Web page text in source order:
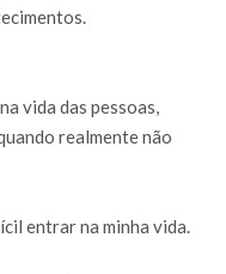
vida das pessoas,
realmente não
entrar na minha vida.